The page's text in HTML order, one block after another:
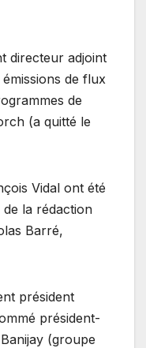
directeur adjoint
de flux
de
(a quitté le
Vidal ont été
la rédaction
Barré,
président
président-
(groupe